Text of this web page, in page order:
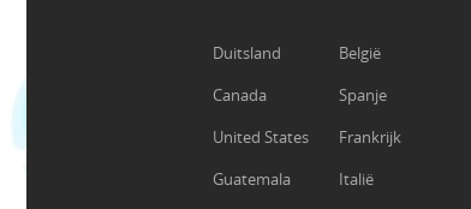
Duitsland
België
Canada
Spanje
United States
Frankrijk
Guatemala
Italië